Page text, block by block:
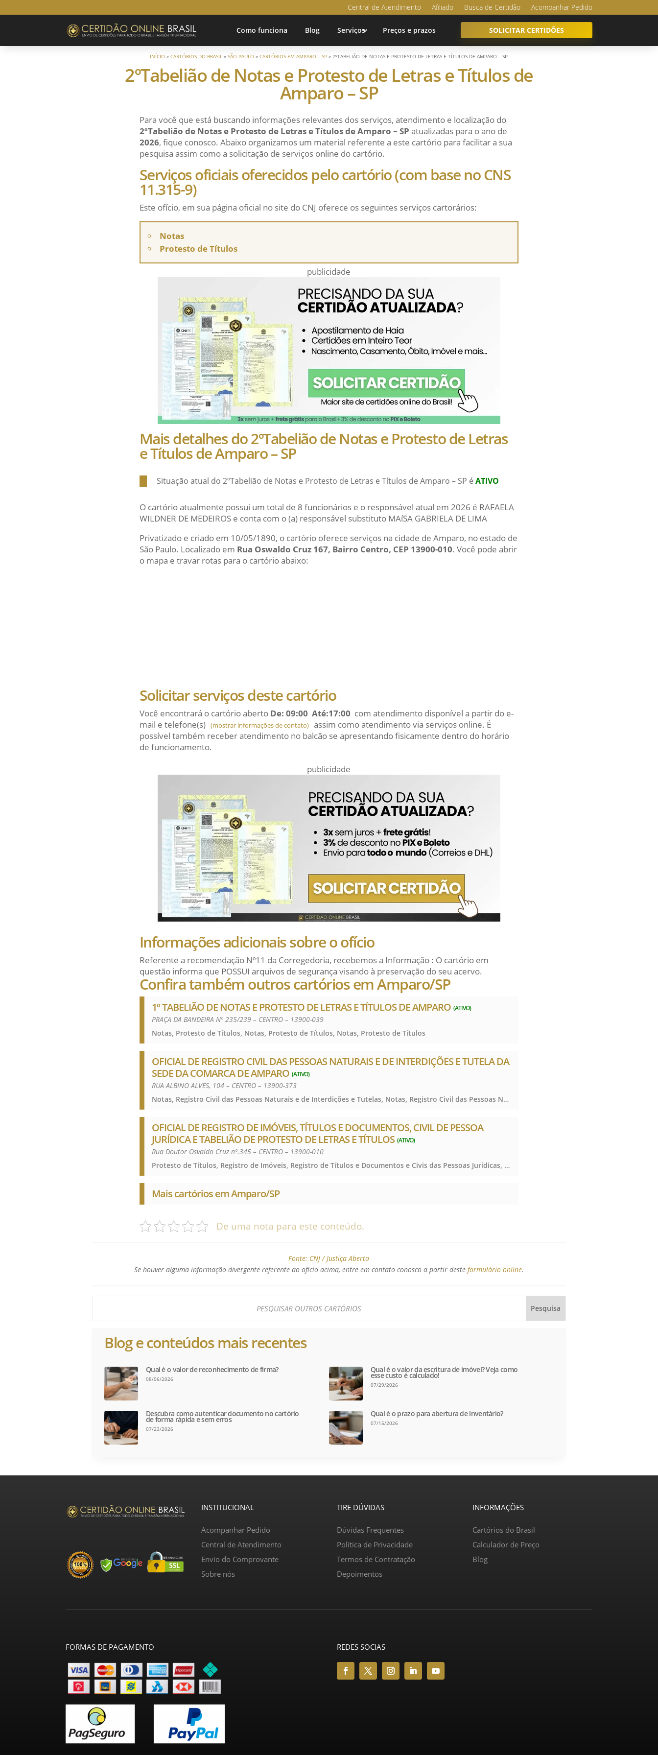
Central de Atendimento Afiliado Busca de Certidão Acompanhar Pedido
Como funciona Blog Serviços Preços e prazos SOLICITAR CERTIDÕES
INÍCIO »CARTÓRIOS DO BRASIL »SÃO PAULO »CARTÓRIOS EM AMPARO – SP » 2ºTABELIÃO DE NOTAS E PROTESTO DE LETRAS E TÍTULOS DE AMPARO – SP
2ºTabelião de Notas e Protesto de Letras e Títulos de
Amparo – SP
Para você que está buscando informações relevantes dos serviços, atendimento e localização do
2ºTabelião de Notas e Protesto de Letras e Títulos de Amparo – SP atualizadas para o ano de
2026, fique conosco. Abaixo organizamos um material referente a este cartório para facilitar a sua
pesquisa assim como a solicitação de serviços online do cartório.
Serviços oficiais oferecidos pelo cartório (com base no CNS
11.315-9)
Este ofício, em sua página oficial no site do CNJ oferece os seguintes serviços cartorários:
Notas
Protesto de Títulos
publicidade
Mais detalhes do 2ºTabelião de Notas e Protesto de Letras
e Títulos de Amparo – SP
Situação atual do 2ºTabelião de Notas e Protesto de Letras e Títulos de Amparo – SP é ATIVO
O cartório atualmente possui um total de 8 funcionários e o responsável atual em 2026 é RAFAELA
WILDNER DE MEDEIROS e conta com o (a) responsável substituto MAíSA GABRIELA DE LIMA
Privatizado e criado em 10/05/1890, o cartório oferece serviços na cidade de Amparo, no estado de
São Paulo. Localizado em Rua Oswaldo Cruz 167, Bairro Centro, CEP 13900-010. Você pode abrir
o mapa e travar rotas para o cartório abaixo:
Solicitar serviços deste cartório
Você encontrará o cartório aberto De: 09:00 Até:17:00 com atendimento disponível a partir do e-
mail e telefone(s) (mostrar informações de contato) assim como atendimento via serviços online. É
possível também receber atendimento no balcão se apresentando fisicamente dentro do horário
de funcionamento.
publicidade
Informações adicionais sobre o ofício
Referente a recomendação Nº11 da Corregedoria, recebemos a Informação : O cartório em
questão informa que POSSUI arquivos de segurança visando à preservação do seu acervo.
Confira também outros cartórios em Amparo/SP
1º TABELIÃO DE NOTAS E PROTESTO DE LETRAS E TÍTULOS DE AMPARO (ATIVO)
PRAÇA DA BANDEIRA Nº 235/239 – CENTRO – 13900-039
Notas, Protesto de Títulos, Notas, Protesto de Títulos, Notas, Protesto de Títulos
OFICIAL DE REGISTRO CIVIL DAS PESSOAS NATURAIS E DE INTERDIÇÕES E TUTELA DA
SEDE DA COMARCA DE AMPARO (ATIVO)
RUA ALBINO ALVES, 104 – CENTRO – 13900-373
Notas, Registro Civil das Pessoas Naturais e de Interdições e Tutelas, Notas, Registro Civil das Pessoas Naturais e de Interdições e Tutelas, Notas, Registro Civil das Pessoas Naturais e de Interdições e Tutelas
OFICIAL DE REGISTRO DE IMÓVEIS, TÍTULOS E DOCUMENTOS, CIVIL DE PESSOA
JURÍDICA E TABELIÃO DE PROTESTO DE LETRAS E TÍTULOS (ATIVO)
Rua Doutor Osvaldo Cruz nº.345 – CENTRO – 13900-010
Protesto de Títulos, Registro de Imóveis, Registro de Títulos e Documentos e Civis das Pessoas Jurídicas, Protesto de Títulos, Registro de Imóveis, Registro de Títulos e Documentos e Civis das Pessoas Jurídicas, Protesto de Títulos, Registro de Imóveis, Registro de Títulos e Documentos e Civis das Pessoas Jurídicas
Mais cartórios em Amparo/SP
De uma nota para este conteúdo.
Fonte: CNJ / Justiça Aberta
Se houver alguma informação divergente referente ao ofício acima, entre em contato conosco a partir deste formulário online.
Blog e conteúdos mais recentes
Qual é o valor de reconhecimento de firma?
08/06/2026
Qual é o valor da escritura de imóvel? Veja como
esse custo é calculado!
07/29/2026
Descubra como autenticar documento no cartório
de forma rápida e sem erros
07/23/2026
Qual é o prazo para abertura de inventário?
07/15/2026
INSTITUCIONAL
Acompanhar Pedido
Central de Atendimento
Envio do Comprovante
Sobre nós
TIRE DÚVIDAS
Dúvidas Frequentes
Política de Privacidade
Termos de Contratação
Depoimentos
INFORMAÇÕES
Cartórios do Brasil
Calculador de Preço
Blog
FORMAS DE PAGAMENTO REDES SOCIAS